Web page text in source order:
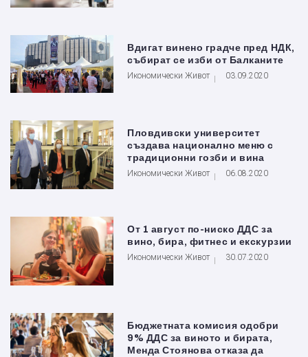
Вдигат винено градче пред НДК,
събират се изби от Балканите
Икономически Живот 03.09.2020
Пловдивски университет
създава национално меню с
традиционни гозби и вина
Икономически Живот 06.08.2020
От 1 август по-ниско ДДС за
вино, бира, фитнес и екскурзии
Икономически Живот 30.07.2020
Бюджетната комисия одобри
9% ДДС за виното и бирата,
Менда Стоянова отказа да